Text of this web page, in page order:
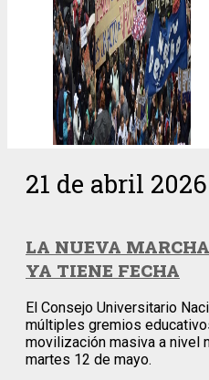
21 de abril 2026
LA NUEVA
YA TIENE FECHA
El Consejo Universitario
múltiples gremios
movilización masiva a nivel
martes 12 de mayo.